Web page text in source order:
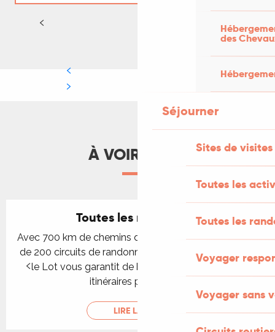
des
Séjourner
Sites de visites
Toutes les
Toutes les
Voyager
Voyager sans
À VOIR AUSSI
Toutes les randonnées
Avec 700 km de chemins de grande randonnée et plus
de 200 circuits de randonnées pédestres, vélo et VTT
le Lot vous garantit de belles randonnées et des
itinéraires pour tous à...
LIRE LA SUITE